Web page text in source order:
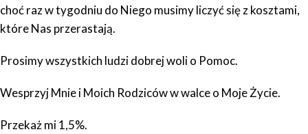
choć raz w tygodniu do Niego musimy liczyć się z kosztami,
które Nas przerastają.
Prosimy wszystkich ludzi dobrej woli o Pomoc.
Wesprzyj Mnie i Moich Rodziców w walce o Moje Życie.
Przekaż mi 1,5%.